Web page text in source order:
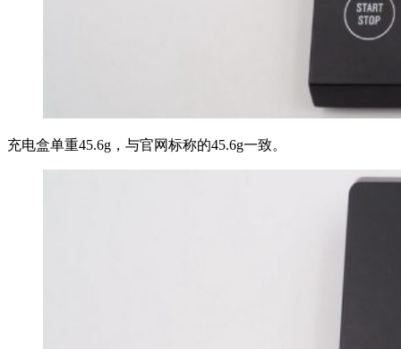
充电盒单重45.6g，与官网标称的45.6g一致。